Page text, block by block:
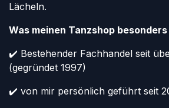
Lächeln.
Was meinen Tanzshop
✔️ Bestehender Fachhandel seit
(gegründet 1997)
✔️ von mir persönlich geführt seit